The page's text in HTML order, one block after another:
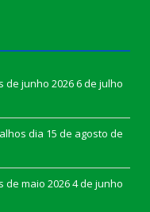
de junho 20266 de julho
dia 15 de agosto de
de maio 20264 de junho